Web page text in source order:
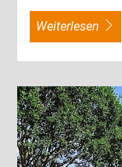
weiterlesen